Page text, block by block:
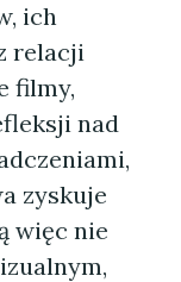
ich
relacji
filmy,
nad
zyskuje
więc nie